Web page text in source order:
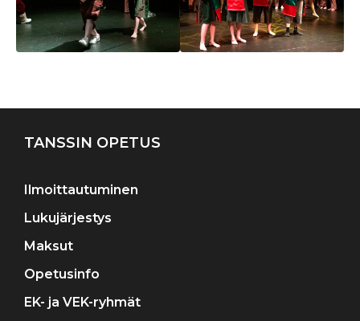
TANSSIN OPETUS
Ilmoittautuminen
Lukujärjestys
Maksut
Opetusinfo
EK- ja VEK-ryhmät